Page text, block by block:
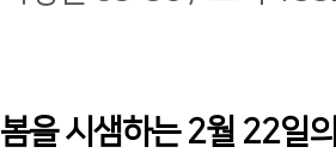
봄을 시샘하는 2월 22일